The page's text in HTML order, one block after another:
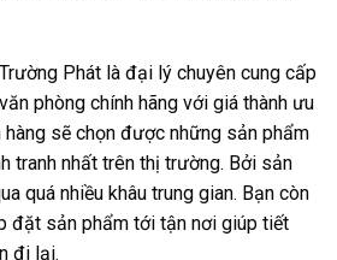
Phát là đại lý chuyên cung cấp
phòng chính hãng với giá thành ưu
sẽ chọn được những sản phẩm
tranh nhất trên thị trường. Bởi sản
quá nhiều khâu trung gian. Bạn còn
đặt sản phẩm tới tận nơi giúp tiết
đi lại.